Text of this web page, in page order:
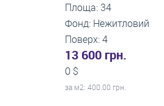
Площа: 34
Фонд: Нежитловий
Поверх: 4
13 600 грн.
0 $
за м2: 400.00 грн.